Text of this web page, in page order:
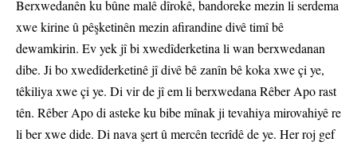
Berxwedanên ku bûne malê dîrokê, bandoreke mezin li serdema
xwe kirine û pêşketinên mezin afirandine divê timî bê
dewamkirin. Ev yek jî bi xwedîderketina li wan berxwedanan
dibe. Ji bo xwedîderketinê jî divê bê zanîn bê koka xwe çi ye,
têkiliya xwe çi ye. Di vir de jî em li berxwedana Rêber Apo rast
tên. Rêber Apo di asteke ku bibe mînak ji tevahiya mirovahiyê re
li ber xwe dide. Di nava şert û mercên tecrîdê de ye. Her roj gef